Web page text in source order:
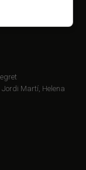
Martí, Helena